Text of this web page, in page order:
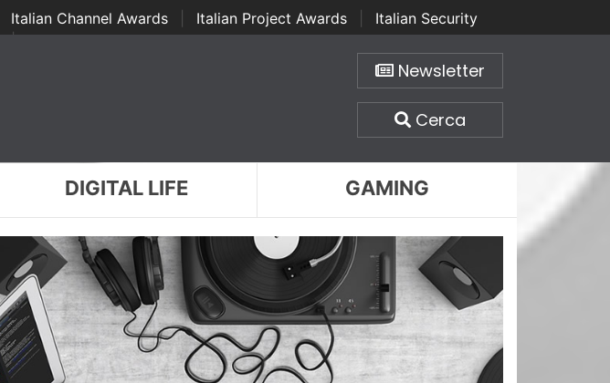
Italian Channel Awards Italian Project Awards
Italian Security
| ...
Newsletter
Cerca
DIGITAL LIFE GAMING